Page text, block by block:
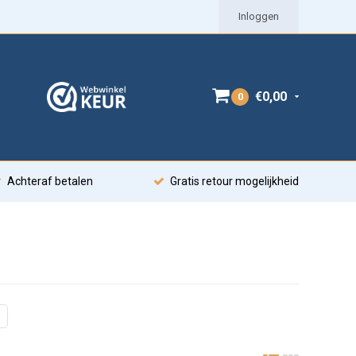
Inloggen
0 €0,00
Achteraf betalen Gratis retour mogelijkheid